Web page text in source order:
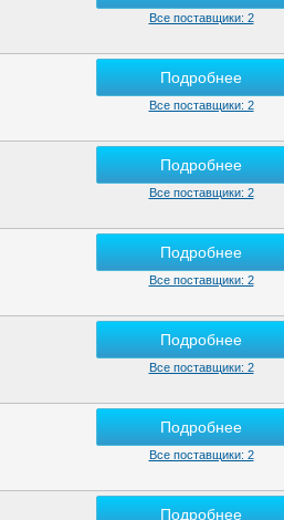
Все поставщики: 2
Подробнее
Все поставщики: 2
Подробнее
Все поставщики: 2
Подробнее
Все поставщики: 2
Подробнее
Все поставщики: 2
Подробнее
Все поставщики: 2
Подробнее